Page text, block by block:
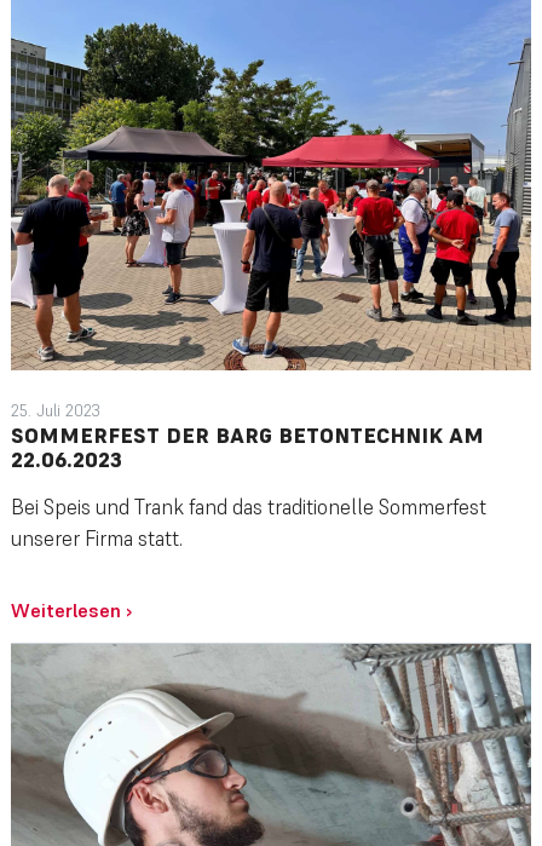
25. Juli 2023
SOMMERFEST DER BARG BETONTECHNIK AM
22.06.2023
Bei Speis und Trank fand das traditionelle Sommerfest
unserer Firma statt.
Weiterlesen ›